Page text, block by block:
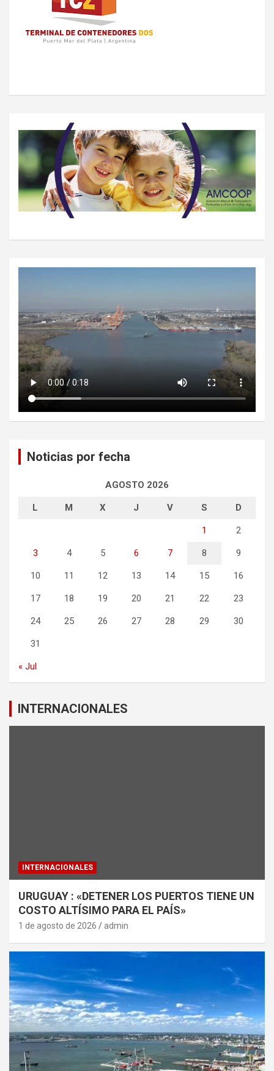
Noticias por fecha
AGOSTO 2026
L M X J V S D
1 2
3 4 5 6 7 8 9
10 11 12 13 14 15 16
17 18 19 20 21 22 23
24 25 26 27 28 29 30
31
« Jul
INTERNACIONALES
INTERNACIONALES
URUGUAY : «DETENER LOS PUERTOS TIENE UN
COSTO ALTÍSIMO PARA EL PAÍS»
1 de agosto de 2026 admin